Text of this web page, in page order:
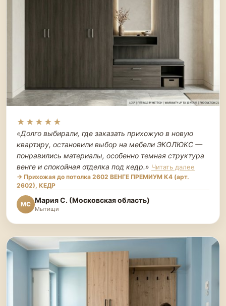
★★★★★
«Долго выбирали, где заказать прихожую в новую
квартиру, остановили выбор на мебели ЭКОЛЮКС —
понравились материалы, особенно темная структура
венге и спокойная отделка под кедр.» Читать далее
→ Прихожая до потолка 2602 ВЕНГЕ ПРЕМИУМ К4 (арт.
2602), КЕДР
МС Мария С. (Московская область)
Мытищи